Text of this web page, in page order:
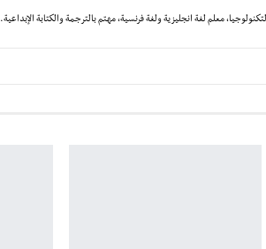
معلم لغة انجليزية ولغة فرنسية، مهتم بالترجمة والكتابة الإبداعية.